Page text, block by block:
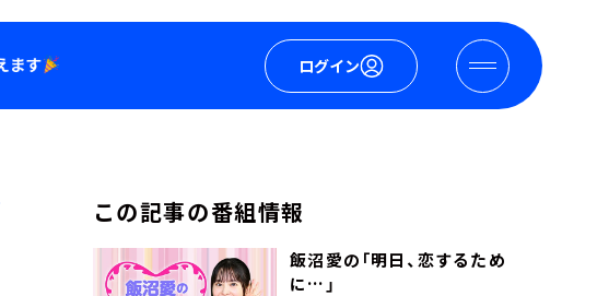
ログイン
この記事の番組情報
飯沼愛の「明日、恋するため
に…」